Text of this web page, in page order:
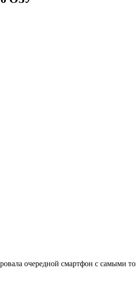
очередной смартфон с самыми